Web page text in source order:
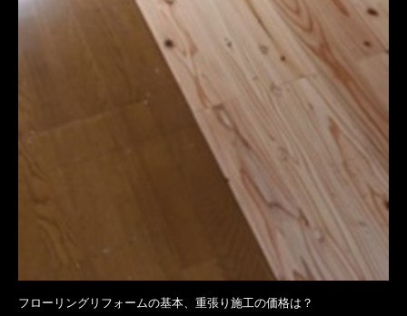
フローリングリフォームの基本、重張り施工の価格は？